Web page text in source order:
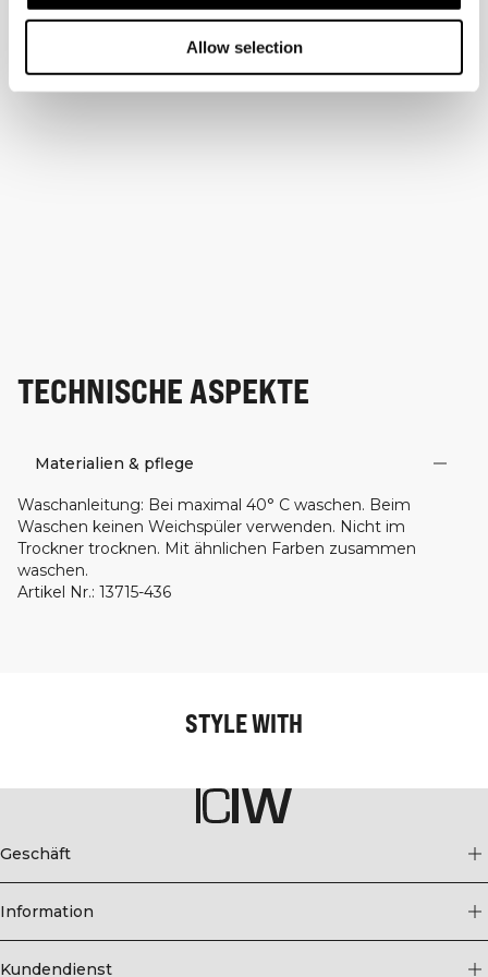
Allow selection
TECHNISCHE ASPEKTE
Materialien & pflege
Waschanleitung: Bei maximal 40° C waschen. Beim
Waschen keinen Weichspüler verwenden. Nicht im
Trockner trocknen. Mit ähnlichen Farben zusammen
waschen.
Artikel Nr.: 13715-436
STYLE WITH
Geschäft
Information
Kundendienst